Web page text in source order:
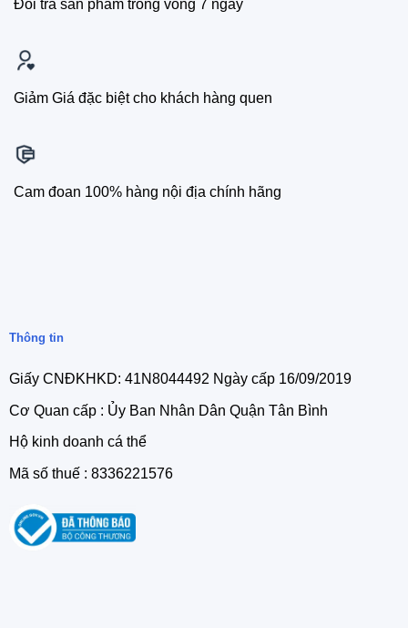
Đổi trả sản phẩm trong vòng 7 ngày
Giảm Giá đặc biệt cho khách hàng quen
Cam đoan 100% hàng nội địa chính hãng
Thông tin
Giấy CNĐKHKD: 41N8044492 Ngày cấp 16/09/2019
Cơ Quan cấp : Ủy Ban Nhân Dân Quận Tân Bình
Hộ kinh doanh cá thể
Mã số thuế : 8336221576